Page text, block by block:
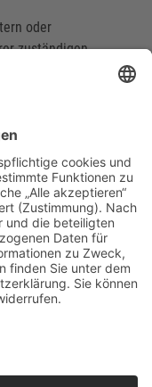
oder
zuständigen
angemeldet